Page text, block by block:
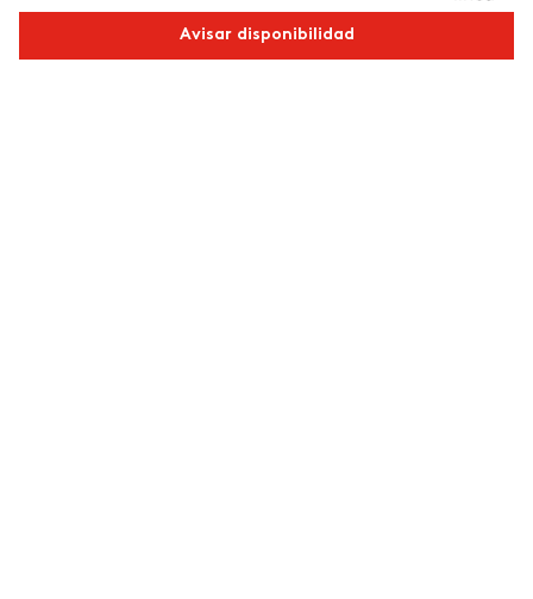
Avisar disponibilidad
Agregar comentario
Más reciente